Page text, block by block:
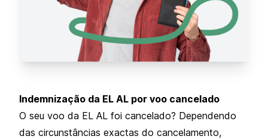
Indemnização da EL AL por voo cancelado
O seu voo da EL AL foi cancelado? Dependendo
das circunstâncias exactas do cancelamento,